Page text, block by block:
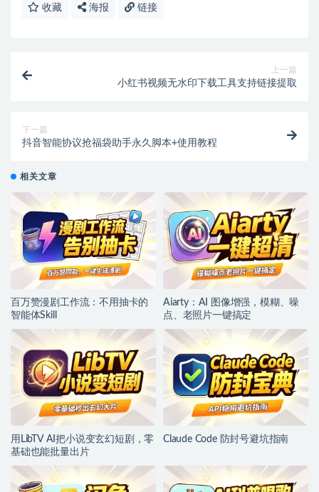
收藏 海报 链接
上一篇
小红书视频无水印下载工具支持链接提取
下一篇
抖音智能协议抢福袋助手永久脚本+使用教程
相关文章
百万赞漫剧工作流：不用抽卡的
智能体Skill
Aiarty：AI 图像增强，模糊、噪
点、老照片一键搞定
用LibTV AI把小说变玄幻短剧，零
基础也能批量出片
Claude Code 防封号避坑指南